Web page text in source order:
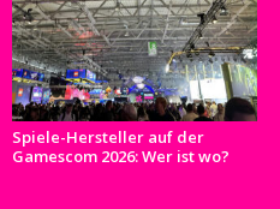
Spiele-Hersteller auf der
Gamescom 2026: Wer ist wo?